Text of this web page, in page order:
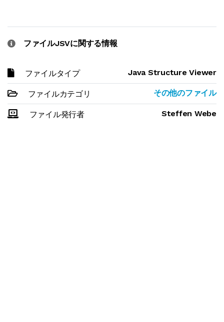
ファイルJSVに関する情報
ファイルタイプ Java Structure Viewer
ファイルカテゴリ その他のファイル
ファイル発行者 Steffen Webe